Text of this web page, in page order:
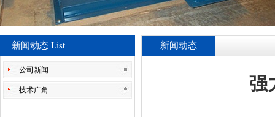
新闻动态 List
公司新闻
技术广角
新闻动态
强